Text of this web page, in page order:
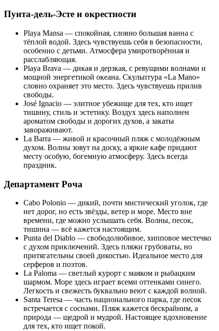
Пунта-дель-Эсте и окрестности
Playa Mansa — спокойная, словно большая ванна с
тёплой водой. Здесь чувствуешь себя в безопасности,
особенно с детьми. Атмосфера умиротворённая и
расслабляющая.
Playa Brava — дикая и дерзкая, с ревущими волнами и
мощной энергетикой океана. Скульптура «La Mano»
словно охраняет это место. Здесь чувствуешь прилив
свободы.
José Ignacio — элитное убежище для тех, кто ищет
тишину, стиль и эстетику. Воздух здесь наполнен
ароматом свободы и дорогих духов, а закаты
завораживают.
La Barra — живой и красочный пляж с молодёжным
духом. Волны зовут на доску, а яркие кафе придают
месту особую, богемную атмосферу. Здесь всегда
праздник.
Департамент Роча
Cabo Polonio — дикий, почти мистический уголок, где
нет дорог, но есть звёзды, ветер и море. Место вне
времени, где можно услышать себя. Волны, песок,
тишина — всё кажется настоящим.
Punta del Diablo — свободолюбивое, хипповое местечко
с духом приключений. Здесь пляжи грубоваты, но
притягательны своей дикостью. Идеальное место для
серферов и поэтов.
La Paloma — светлый курорт с маяком и рыбацким
шармом. Море здесь играет всеми оттенками синего.
Легкость и свежесть буквально веют с каждой волной.
Santa Teresa — часть национального парка, где песок
встречается с соснами. Пляж кажется бескрайним, а
природа — щедрой и мудрой. Настоящее вдохновение
для тех, кто ищет покой.